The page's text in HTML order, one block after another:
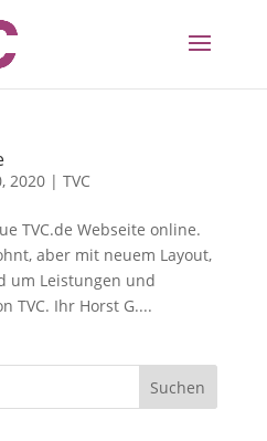
2020| TVC
TVC.de Webseite online.
aber mit neuem Layout,
um Leistungen und
TVC. Ihr Horst G....